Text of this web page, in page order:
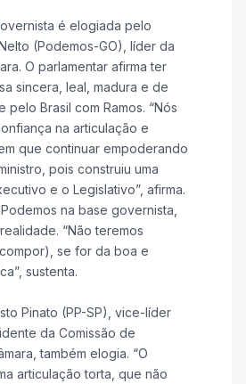
é elogiada pelo
(Podemos-GO), líder da
O parlamentar afirma ter
sincera, leal, madura e de
pelo Brasil com Ramos. “Nós
na articulação e
que continuar empoderando
pois construiu uma
e o Legislativo”, afirma.
na base governista,
“Não teremos
se for da boa e
sustenta.
Pinato (PP-SP), vice-líder
da Comissão de
também elogia. “O
articulação torta, que não